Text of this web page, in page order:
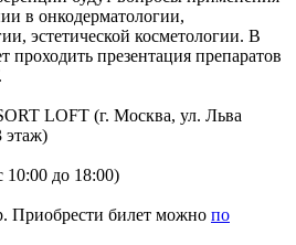
в онкодерматологии,
эстетической косметологии. В
проходить презентация препаратов
LOFT (г. Москва, ул. Льва
этаж)
10:00 до 18:00)
Приобрести билет можно по